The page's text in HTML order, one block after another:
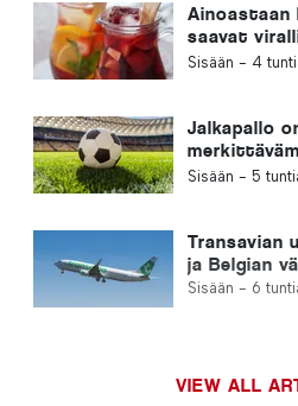
Ainoastaan
saavat
”sangriaa”
Sisään - 4
Jalkapallo
Sisään - 5
Transavian
ja Belgian
Sisään - 6
VIEW ALL